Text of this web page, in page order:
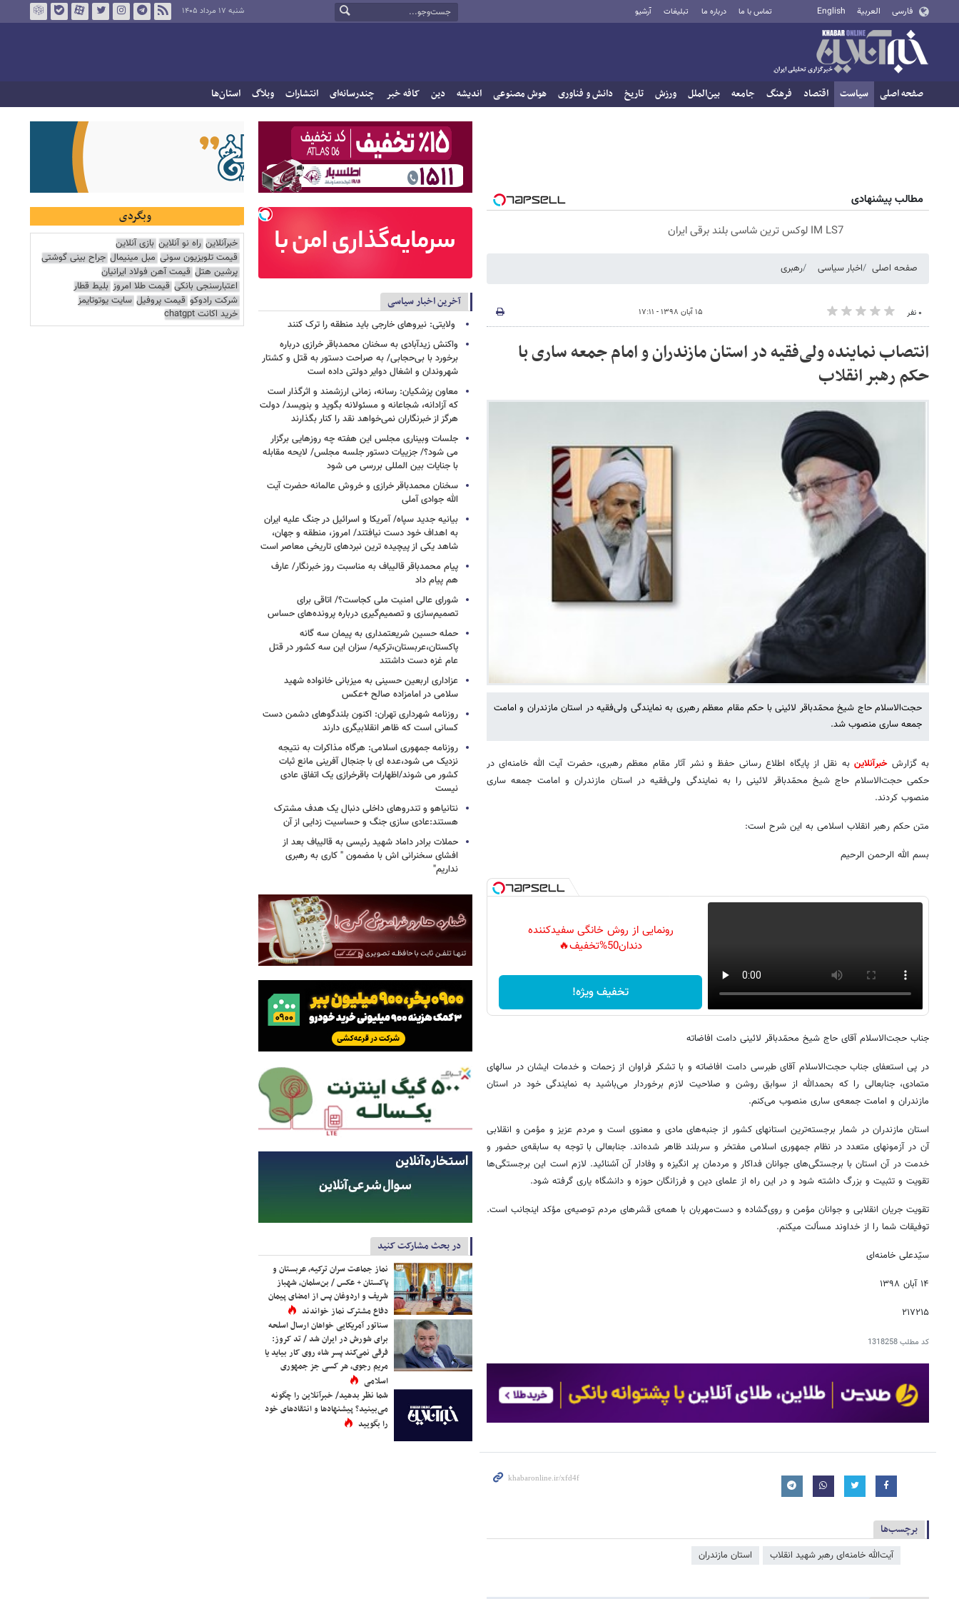
فارسی العربية English تماس با ما درباره ما تبلیغات آرشیو شنبه ۱۷ مرداد ۱۴۰۵
صفحه اصلی سیاست اقتصاد فرهنگ جامعه بین‌الملل ورزش تاریخ دانش و فناوری هوش مصنوعی اندیشه دین کافه خبر چندرسانه‌ای انتشارات وبلاگ استان‌ها
مطالب پیشنهادی
IM LS7 لوکس ترین شاسی بلند برقی ایران
صفحه اصلی اخبار سیاسی رهبری
۰ نفر ۱۵ آبان ۱۳۹۸ - ۱۷:۱۱
انتصاب نماینده ولی‌فقیه در استان مازندران و امام جمعه ساری با
حکم رهبر انقلاب
حجت‌الاسلام حاج شیخ محمّدباقر لائینی با حکم مقام معظم رهبری به نمایندگی ولی‌فقیه در استان مازندران و امامت
جمعه ساری منصوب شد.
به گزارشخبرآنلاینبه نقل از پایگاه اطلاع رسانی حفظ و نشر آثار مقام معظم رهبری، حضرت آیت الله خامنه‌ای در
حکمی حجت‌الاسلام حاج شیخ محمّدباقر لائینی را به نمایندگی ولی‌فقیه در استان مازندران و امامت جمعه ساری
منصوب کردند.
متن حکم رهبر انقلاب اسلامی به این شرح است:
بسم الله الرحمن الرحیم
رونمایی از روش خانگی سفیدکننده
دندان50%تخفیف🔥
تخفیف ویژه!
جناب حجت‌الاسلام آقای حاج شیخ محمّدباقر لائینی دامت افاضاته
در پی استعفای جناب حجت‌الاسلام آقای طبرسی دامت افاضاته و با تشکر فراوان از زحمات و خدمات ایشان در سالهای
متمادی، جنابعالی را که بحمدالله از سوابق روشن و صلاحیت لازم برخوردار می‌باشید به نمایندگی خود در استان
مازندران و امامت جمعه‌ی ساری منصوب می‌کنم.
استان مازندران در شمار برجسته‌ترین استانهای کشور از جنبه‌های مادی و معنوی است و مردم عزیز و مؤمن و انقلابی
آن در آزمونهای متعدد در نظام جمهوری اسلامی مفتخر و سربلند ظاهر شده‌اند. جنابعالی با توجه به سابقه‌ی حضور و
خدمت در آن استان با برجستگی‌های جوانان فداکار و مردمان پر انگیزه و وفادار آن آشنائید. لازم است این برجستگی‌ها
تقویت و تثبیت و بزرگ داشته شود و در این راه از علمای دین و فرزانگان حوزه و دانشگاه یاری گرفته شود.
تقویت جریان انقلابی و جوانان مؤمن و روی‌گشاده و دست‌مهربان با همه‌ی قشرهای مردم توصیه‌ی مؤکد اینجانب است.
توفیقات شما را از خداوند مسألت میکنم.
سیّدعلی خامنه‌ای
۱۴ آبان ۱۳۹۸
۲۱۷۲۱۵
کد مطلب1318258
برچسب‌ها
آیت‌الله خامنه‌ای رهبر شهید انقلاب استان مازندران
آخرین اخبار سیاسی
ولایتی: نیروهای خارجی باید منطقه را ترک کنند
واکنش زیدآبادی به سخنان محمدباقر خرازی درباره
برخورد با بی‌حجابی/ به صراحت دستور به قتل و کشتار
شهروندان و اشغال دوایر دولتی داده است
معاون پزشکیان: رسانه، زمانی ارزشمند و اثرگذار است
که آزادانه، شجاعانه و مسئولانه بگوید و بنویسد/ دولت
هرگز از خبرنگاران نمی‌خواهد نقد را کنار بگذارند
جلسات وبیناری مجلس این هفته چه روزهایی برگزار
می شود؟/ جزییات دستور جلسه مجلس/ لایحه مقابله
با جنایات بین المللی بررسی می شود
سخنان محمدباقر خرازی و خروش عالمانه حضرت آیت
الله جوادی آملی
بیانیه جدید سپاه/ آمریکا و اسرائیل در جنگ علیه ایران
به اهداف خود دست نیافتند/ امروز، منطقه و جهان،
شاهد یکی از پیچیده ترین نبردهای تاریخی معاصر است
پیام محمدباقر قالیباف به مناسبت روز خبرنگار/ عارف
هم پیام داد
شورای عالی امنیت ملی کجاست؟/ اتاقی برای
تصمیم‌سازی و تصمیم‌گیری درباره پرونده‌های حساس
حمله حسین شریعتمداری به پیمان سه گانه
پاکستان،عربستان،ترکیه/ سزان این سه کشور در قتل
عام غزه دست داشتند
عزاداری اربعین حسینی به میزبانی خانواده شهید
سلامی در امامزاده صالح +عکس
روزنامه شهرداری تهران: اکنون بلندگوهای دشمن دست
کسانی است که ظاهر انقلابیگری دارند
روزنامه جمهوری اسلامی: هرگاه مذاکرات به نتیجه
نزدیک می شود،عده ای با جنجال آفرینی مانع ثبات
کشور می شوند/اظهارات باقرخرازی یک اتفاق عادی
نیست
نتانیاهو و تندروهای داخلی دنبال یک هدف مشترک
هستند:عادی سازی جنگ و حساسیت زدایی از آن
حملات برادر داماد شهید رئیسی به قالیباف بعد از
افشای سخنرانی اش با مضمون " کاری به رهبری
نداریم"
در بحث مشارکت کنید
نماز جماعت سران ترکیه، عربستان و
پاکستان + عکس / بن‌سلمان، شهباز
شریف و اردوغان پس از امضای پیمان
دفاع مشترک نماز خواندند
سناتور آمریکایی خواهان ارسال اسلحه
برای شورش در ایران شد / تد کروز:
فرقی نمی‌کند پسر شاه روی کار بیاید یا
مریم رجوی، هر کسی جز جمهوری
اسلامی
شما نظر بدهید/ خبرآنلاین را چگونه
می‌بینید؟ پیشنهادها و انتقادهای خود
را بگویید
وبگردی
خبرآنلاین راه نو آنلاین بازی آنلاین
قیمت تلویزیون سونی مبل مینیمال جراح بینی گوشتی
پرشین هتل قیمت آهن فولاد ایرانیان
اعتبارسنجی بانکی قیمت طلا امروز بلیط قطار
شرکت رادوکو قیمت پروفیل سایت یوتوتایمز
خرید اکانت chatgpt